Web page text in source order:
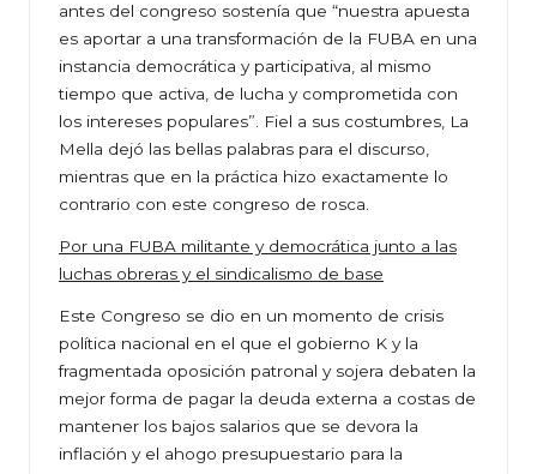
antes del congreso sostenía que “nuestra apuesta
es aportar a una transformación de la FUBA en una
instancia democrática y participativa, al mismo
tiempo que activa, de lucha y comprometida con
los intereses populares”. Fiel a sus costumbres, La
Mella dejó las bellas palabras para el discurso,
mientras que en la práctica hizo exactamente lo
contrario con este congreso de rosca.
Por una FUBA militante y democrática junto a las
luchas obreras y el sindicalismo de base
Este Congreso se dio en un momento de crisis
política nacional en el que el gobierno K y la
fragmentada oposición patronal y sojera debaten la
mejor forma de pagar la deuda externa a costas de
mantener los bajos salarios que se devora la
inflación y el ahogo presupuestario para la